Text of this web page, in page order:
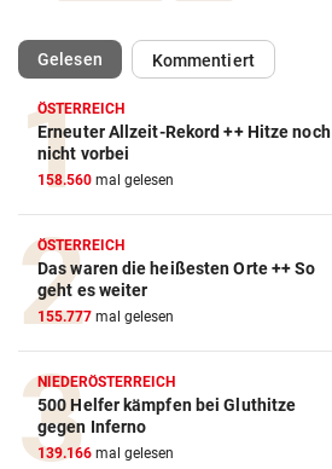
Gelesen(ausgewählt)Kommentiert
ÖSTERREICH
Erneuter Allzeit-Rekord ++ Hitze noch
nicht vorbei
158.560 mal gelesen
ÖSTERREICH
Das waren die heißesten Orte ++ So
geht es weiter
155.777 mal gelesen
NIEDERÖSTERREICH
500 Helfer kämpfen bei Gluthitze
gegen Inferno
139.166 mal gelesen